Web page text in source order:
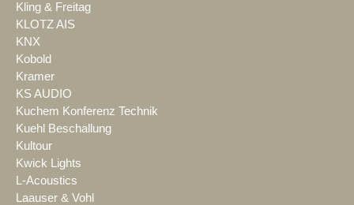
Kling & Freitag
KLOTZ AIS
KNX
Kobold
Kramer
KS AUDIO
Kuchem Konferenz Technik
Kuehl Beschallung
Kultour
Kwick Lights
L-Acoustics
Laauser & Vohl